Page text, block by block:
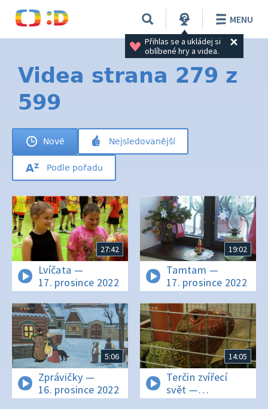
Přihlas se a ukládej si
oblíbené hry a videa.
MENU
Videa strana 279 z
599
Nové Nejsledovanější
Podle pořadu
27:42
Lvíčata —
17. prosince 2022
19:02
Tamtam —
17. prosince 2022
5:06
Zprávičky —
16. prosince 2022
14:05
Terčin zvířecí
svět —
16. prosince 2022